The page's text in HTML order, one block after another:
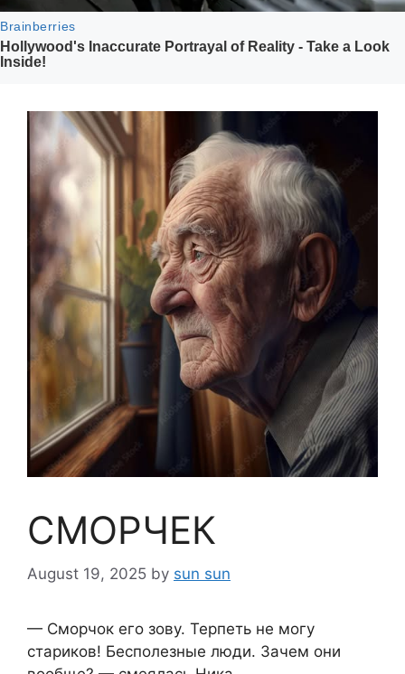
СМОРЧЕК
August 19, 2025 by sun sun
— Сморчок его зову. Терпеть не могу
стариков! Бесполезные люди. Зачем они